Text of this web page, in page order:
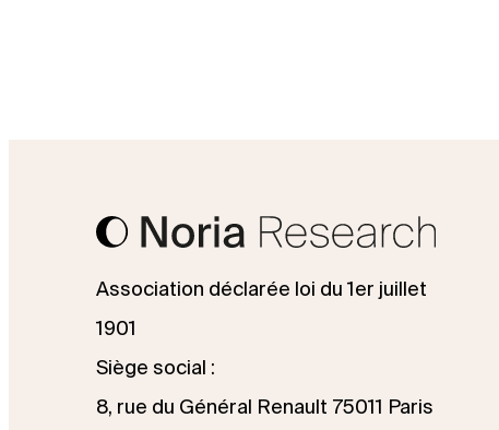
Association déclarée loi du 1er juillet
1901
Siège social :
8, rue du Général Renault 75011 Paris